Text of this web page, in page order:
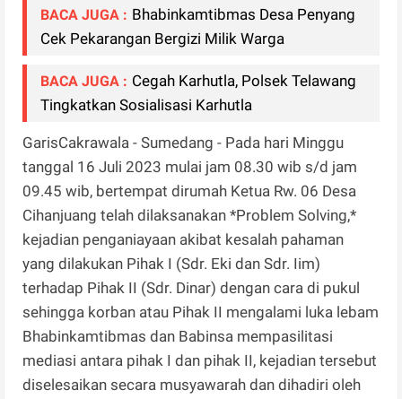
BACA JUGA : Bhabinkamtibmas Desa Penyang
Cek Pekarangan Bergizi Milik Warga
BACA JUGA : Cegah Karhutla, Polsek Telawang
Tingkatkan Sosialisasi Karhutla
GarisCakrawala - Sumedang - Pada hari Minggu
tanggal 16 Juli 2023 mulai jam 08.30 wib s/d jam
09.45 wib, bertempat dirumah Ketua Rw. 06 Desa
Cihanjuang telah dilaksanakan *Problem Solving,*
kejadian penganiayaan akibat kesalah pahaman
yang dilakukan Pihak I (Sdr. Eki dan Sdr. Iim)
terhadap Pihak II (Sdr. Dinar) dengan cara di pukul
sehingga korban atau Pihak II mengalami luka lebam
Bhabinkamtibmas dan Babinsa mempasilitasi
mediasi antara pihak I dan pihak II, kejadian tersebut
diselesaikan secara musyawarah dan dihadiri oleh